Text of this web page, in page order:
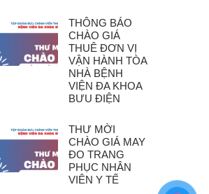
THÔNG BÁO
CHÀO GIÁ
THUÊ ĐƠN VỊ
VẬN HÀNH TÒA
NHÀ BỆNH
VIỆN ĐA KHOA
BƯU ĐIỆN
THƯ MỜI
CHÀO GIÁ MAY
ĐO TRANG
PHỤC NHÂN
VIÊN Y TẾ